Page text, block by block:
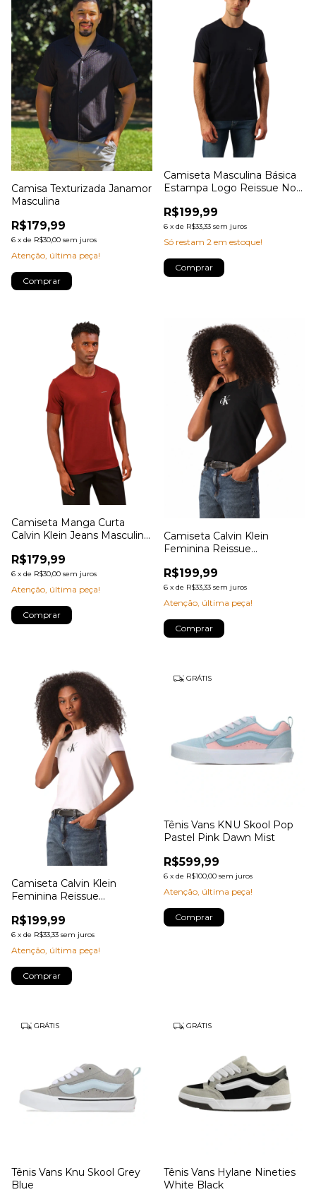
Camisa Texturizada Janamor
Masculina
R$179,99
6 x de R$30,00 sem juros
Atenção, última peça!
Comprar
Camiseta Masculina Básica
Estampa Logo Reissue No
R$199,99
6 x de R$33,33 sem juros
Só restam 2 em estoque!
Comprar
Camiseta Manga Curta
Calvin Klein Jeans Masculino
R$179,99
6 x de R$30,00 sem juros
Atenção, última peça!
Comprar
Camiseta Calvin Klein
Feminina Reissue
R$199,99
6 x de R$33,33 sem juros
Atenção, última peça!
Comprar
Camiseta Calvin Klein
Feminina Reissue
R$199,99
6 x de R$33,33 sem juros
Atenção, última peça!
Comprar
GRÁTIS
Tênis Vans KNU Skool Pop
Pastel Pink Dawn Mist
R$599,99
6 x de R$100,00 sem juros
Atenção, última peça!
Comprar
GRÁTIS
Tênis Vans Knu Skool Grey
Blue
GRÁTIS
Tênis Vans Hylane Nineties
White Black